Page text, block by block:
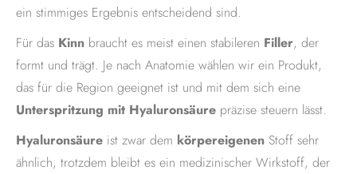
ein stimmiges Ergebnis entscheidend sind.
Für das Kinn braucht es meist einen stabileren Filler, der
formt und trägt. Je nach Anatomie wählen wir ein Produkt,
das für die Region geeignet ist und mit dem sich eine
Unterspritzung mit Hyaluronsäure präzise steuern lässt.
Hyaluronsäure ist zwar dem körpereigenen Stoff sehr
ähnlich, trotzdem bleibt es ein medizinischer Wirkstoff, der